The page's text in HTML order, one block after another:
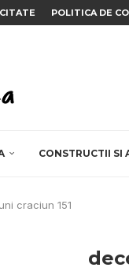
POLITICA DE
CONSTRUCTII SI
craciun 151